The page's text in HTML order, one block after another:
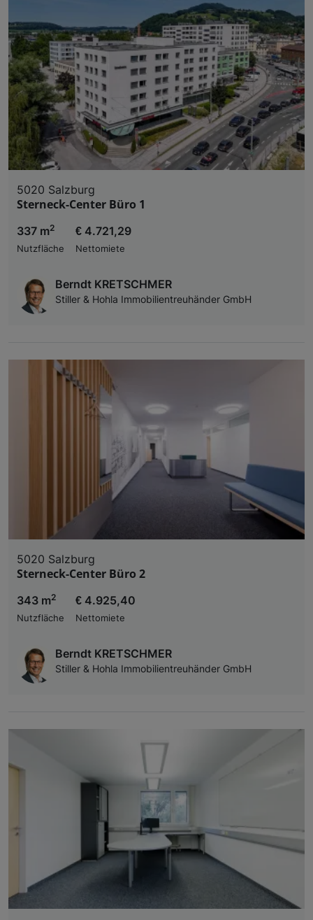
5020 Salzburg
Sterneck-Center Büro 1
337 m2
Nutzfläche
€ 4.721,29
Nettomiete
Berndt KRETSCHMER
Stiller & Hohla Immobilientreuhänder GmbH
5020 Salzburg
Sterneck-Center Büro 2
343 m2
Nutzfläche
€ 4.925,40
Nettomiete
Berndt KRETSCHMER
Stiller & Hohla Immobilientreuhänder GmbH